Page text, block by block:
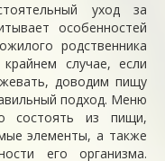
уход за
особенностей
родственника
случае, если
доводим пищу
подход. Меню
состоять из пищи,
элементы, а также
его организма.